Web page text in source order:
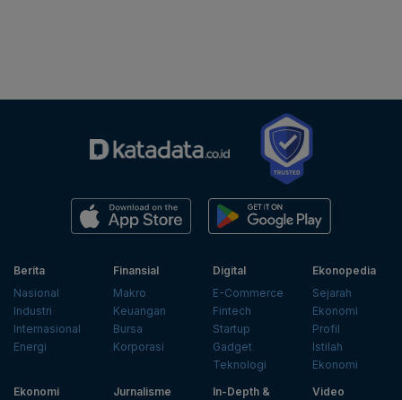
Berita
Nasional
Industri
Internasional
Energi
Finansial
Makro
Keuangan
Bursa
Korporasi
Digital
E-Commerce
Fintech
Startup
Gadget
Teknologi
Ekonopedia
Sejarah
Ekonomi
Profil
Istilah
Ekonomi
Ekonomi
Jurnalisme
In-Depth &
Video